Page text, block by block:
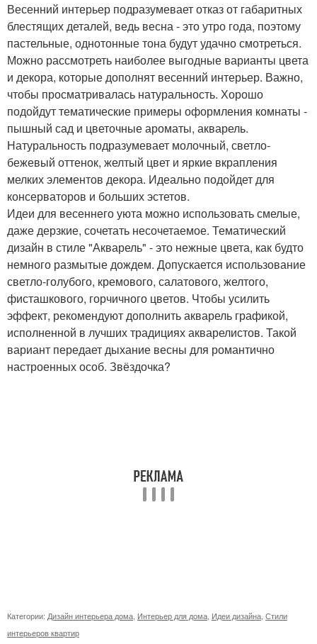
Весенний интерьер подразумевает отказ от габаритных
блестящих деталей, ведь весна - это утро года, поэтому
пастельные, однотонные тона будут удачно смотреться.
Можно рассмотреть наиболее выгодные варианты цвета
и декора, которые дополнят весенний интерьер. Важно,
чтобы просматривалась натуральность. Хорошо
подойдут тематические примеры оформления комнаты -
пышный сад и цветочные ароматы, акварель.
Натуральность подразумевает молочный, светло-
бежевый оттенок, желтый цвет и яркие вкрапления
мелких элементов декора. Идеально подойдет для
консерваторов и больших эстетов.
Идеи для весеннего уюта можно использовать смелые,
даже дерзкие, сочетать несочетаемое. Тематический
дизайн в стиле "Акварель" - это нежные цвета, как будто
немного размытые дождем. Допускается использование
светло-голубого, кремового, салатового, желтого,
фисташкового, горчичного цветов. Чтобы усилить
эффект, рекомендуют дополнить акварель графикой,
исполненной в лучших традициях акварелистов. Такой
вариант передает дыхание весны для романтично
настроенных особ. Звёздочка?
Категории: Дизайн интерьера дома Интерьер для дома Идеи дизайна Стили
интерьеров квартир